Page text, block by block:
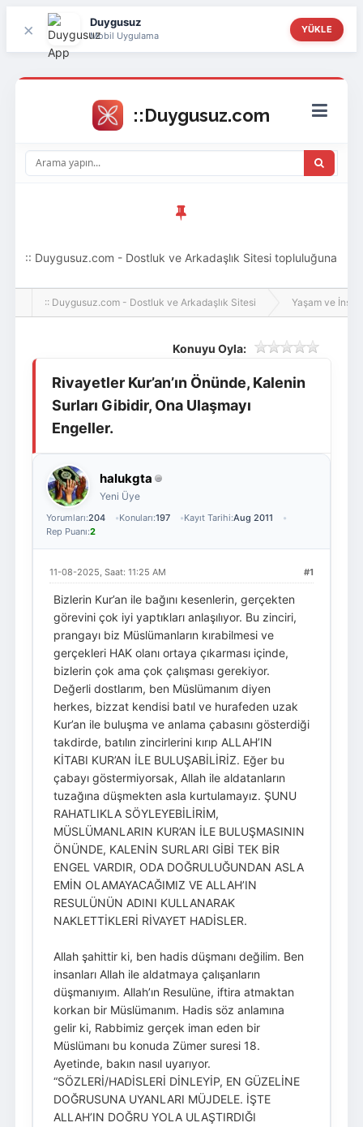
× Duygusuz
Mobil Uygulama
YÜKLE
Giriş Yap Üye Ol
:: Duygusuz.com - Dostluk ve Arkadaşlık Sitesi topluluğuna
hoş geldin ziyaretçi! Aramıza katılmak istersen kayıt
:: Duygusuz.com - Dostluk ve Arkadaşlık Sitesi Yaşam ve İnsan
Konuyu Oyla:
Rivayetler Kur’an’ın Önünde, Kalenin
Surları Gibidir, Ona Ulaşmayı
Engeller.
halukgta
Yeni Üye
Yorumları:204 Konuları:197 Kayıt Tarihi:Aug 2011
Rep Puanı:2
#1
11-08-2025, Saat: 11:25 AM
Bizlerin Kur’an ile bağını kesenlerin, gerçekten
görevini çok iyi yaptıkları anlaşılıyor. Bu zinciri,
prangayı biz Müslümanların kırabilmesi ve
gerçekleri HAK olanı ortaya çıkarması içinde,
bizlerin çok ama çok çalışması gerekiyor.
Değerli dostlarım, ben Müslümanım diyen
herkes, bizzat kendisi batıl ve hurafeden uzak
Kur’an ile buluşma ve anlama çabasını gösterdiği
takdirde, batılın zincirlerini kırıp ALLAH’IN
KİTABI KUR’AN İLE BULUŞABİLİRİZ. Eğer bu
çabayı göstermiyorsak, Allah ile aldatanların
tuzağına düşmekten asla kurtulamayız. ŞUNU
RAHATLIKLA SÖYLEYEBİLİRİM,
MÜSLÜMANLARIN KUR’AN İLE BULUŞMASININ
ÖNÜNDE, KALENİN SURLARI GİBİ TEK BİR
ENGEL VARDIR, ODA DOĞRULUĞUNDAN ASLA
EMİN OLAMAYACAĞIMIZ VE ALLAH’IN
RESULÜNÜN ADINI KULLANARAK
NAKLETTİKLERİ RİVAYET HADİSLER.
Allah şahittir ki, ben hadis düşmanı değilim. Ben
insanları Allah ile aldatmaya çalışanların
düşmanıyım. Allah’ın Resulüne, iftira atmaktan
korkan bir Müslümanım. Hadis söz anlamına
gelir ki, Rabbimiz gerçek iman eden bir
Müslümanı bu konuda Zümer suresi 18.
Ayetinde, bakın nasıl uyarıyor.
“SÖZLERİ/HADİSLERİ DİNLEYİP, EN GÜZELİNE
DOĞRUSUNA UYANLARI MÜJDELE. İŞTE
ALLAH’IN DOĞRU YOLA ULAŞTIRDIĞI